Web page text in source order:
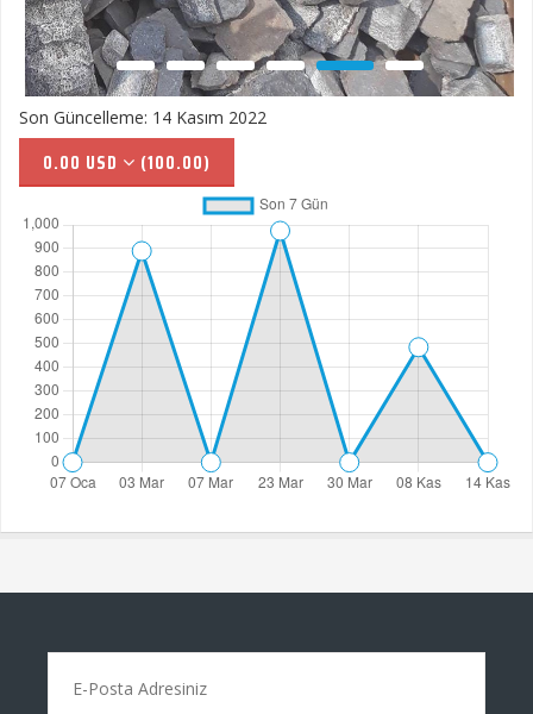
Son Güncelleme: 14 Kasım 2022
0.00 USD (100.00)